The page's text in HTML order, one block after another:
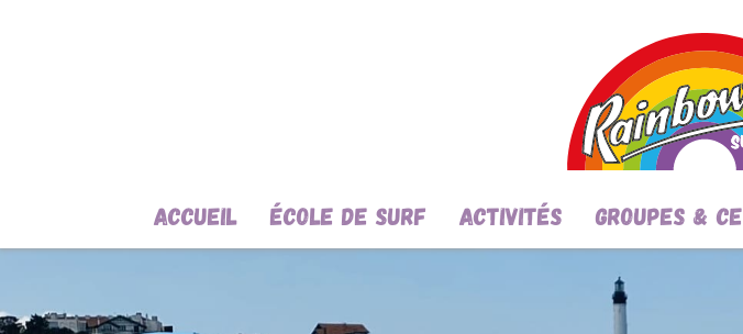
Accueil École de surf Activités Groupes & CE